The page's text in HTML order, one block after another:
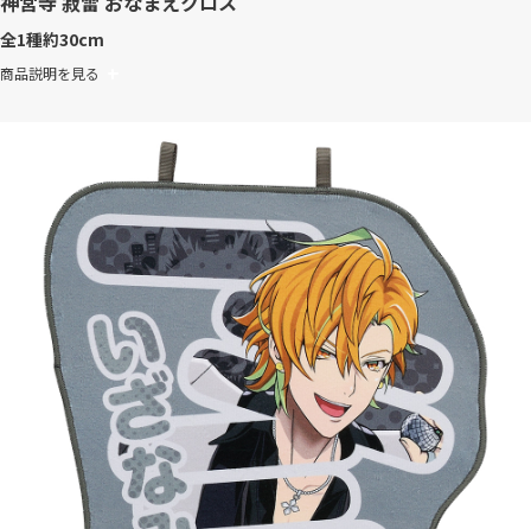
全1種約30cm
商品説明を見る